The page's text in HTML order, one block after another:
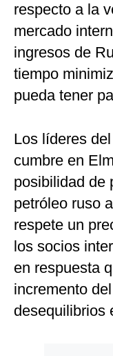
respecto a la
mercado
ingresos de
tiempo
pueda tener
Los líderes
cumbre en
posibilidad de
petróleo ruso
respete un
los socios
en respuesta
incremento
desequilibrios